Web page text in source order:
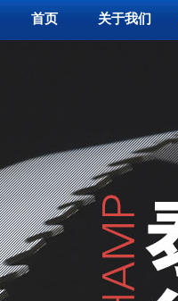
首页 关于我们